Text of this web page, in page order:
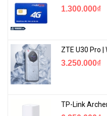
1.300.000₫
3.250.000₫